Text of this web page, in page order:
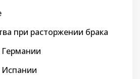
при расторжении брака
Германии
Испании